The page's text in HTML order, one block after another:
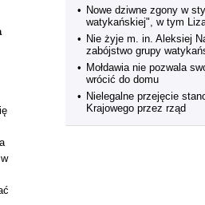
• Nowe dziwne zgony w
watykańskiej", w tym
• Nie żyje m. in. Aleksiej
zabójstwo grupy
• Mołdawia nie pozwala
wrócić do domu
• Nielegalne przejęcie
Krajowego przez rząd